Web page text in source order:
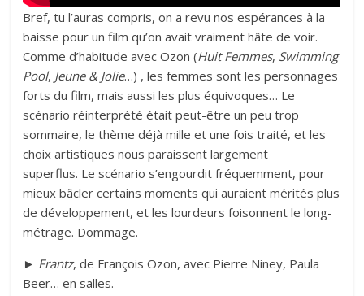
Bref, tu l’auras compris, on a revu nos espérances à la
baisse pour un film qu’on avait vraiment hâte de voir.
Comme d’habitude avec Ozon (Huit Femmes, Swimming
Pool, Jeune & Jolie…) , les femmes sont les personnages
forts du film, mais aussi les plus équivoques… Le
scénario réinterprété était peut-être un peu trop
sommaire, le thème déjà mille et une fois traité, et les
choix artistiques nous paraissent largement
superflus. Le scénario s’engourdit fréquemment, pour
mieux bâcler certains moments qui auraient mérités plus
de développement, et les lourdeurs foisonnent le long-
métrage. Dommage.
► Frantz, de François Ozon, avec Pierre Niney, Paula
Beer… en salles.